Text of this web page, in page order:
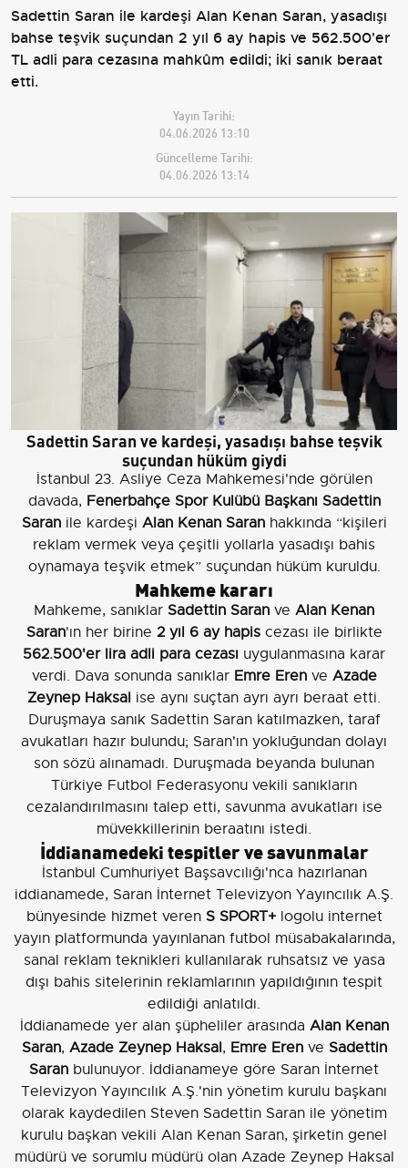
Sadettin Saran ile kardeşi Alan Kenan Saran, yasadışı
bahse teşvik suçundan 2 yıl 6 ay hapis ve 562.500'er
TL adli para cezasına mahkûm edildi; iki sanık beraat
etti.
Yayın Tarihi:
04.06.2026 13:10
Güncelleme Tarihi:
04.06.2026 13:14
Sadettin Saran ve kardeşi, yasadışı bahse teşvik
suçundan hüküm giydi
İstanbul 23. Asliye Ceza Mahkemesi'nde görülen
davada, Fenerbahçe Spor Kulübü Başkanı Sadettin
Saranile kardeşi Alan Kenan Saranhakkında “kişileri
reklam vermek veya çeşitli yollarla yasadışı bahis
oynamaya teşvik etmek” suçundan hüküm kuruldu.
Mahkeme kararı
Mahkeme, sanıklar Sadettin Saran ve Alan Kenan
Saran'ın her birine 2 yıl 6 ay hapiscezası ile birlikte
562.500'er lira adli para cezası uygulanmasına karar
verdi. Dava sonunda sanıklar Emre Erenve Azade
Zeynep Haksal ise aynı suçtan ayrı ayrı beraat etti.
Duruşmaya sanık Sadettin Saran katılmazken, taraf
avukatları hazır bulundu; Saran'ın yokluğundan dolayı
son sözü alınamadı. Duruşmada beyanda bulunan
Türkiye Futbol Federasyonu vekili sanıkların
cezalandırılmasını talep etti, savunma avukatları ise
müvekkillerinin beraatını istedi.
İddianamedeki tespitler ve savunmalar
İstanbul Cumhuriyet Başsavcılığı'nca hazırlanan
iddianamede, Saran İnternet Televizyon Yayıncılık A.Ş.
bünyesinde hizmet veren S SPORT+logolu internet
yayın platformunda yayınlanan futbol müsabakalarında,
sanal reklam teknikleri kullanılarak ruhsatsız ve yasa
dışı bahis sitelerinin reklamlarının yapıldığının tespit
edildiği anlatıldı.
İddianamede yer alan şüpheliler arasında Alan Kenan
Saran, Azade Zeynep Haksal, Emre Erenve Sadettin
Saran bulunuyor. İddianameye göre Saran İnternet
Televizyon Yayıncılık A.Ş.'nin yönetim kurulu başkanı
olarak kaydedilen Steven Sadettin Saran ile yönetim
kurulu başkan vekili Alan Kenan Saran, şirketin genel
müdürü ve sorumlu müdürü olan Azade Zeynep Haksal